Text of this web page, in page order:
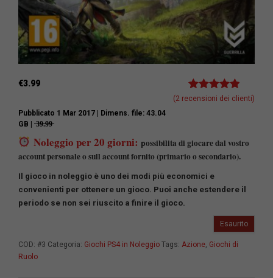
Valutato5.00
2
(2 recensioni dei clienti)
€3.99
Pubblicato 1 Mar 2017 | Dimens. file: 43.04
GB | ̶3̶9̶.̶9̶9̶
Noleggio per 20 giorni: possibilita di giocare dal vostro
account personale o sull account fornito (primario o secondario).
Il gioco in noleggio è uno dei modi più economici e
convenienti per ottenere un gioco. Puoi anche estendere il
periodo se non sei riuscito a finire il gioco.
Esaurito
COD: #3 Categoria: Giochi PS4 in Noleggio Tags: Azione Giochi di
Ruolo